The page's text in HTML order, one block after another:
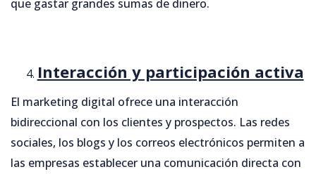
que gastar grandes sumas de dinero.
Interacción y participación activa
El marketing digital ofrece una interacción
bidireccional con los clientes y prospectos. Las redes
sociales, los blogs y los correos electrónicos permiten a
las empresas establecer una comunicación directa con